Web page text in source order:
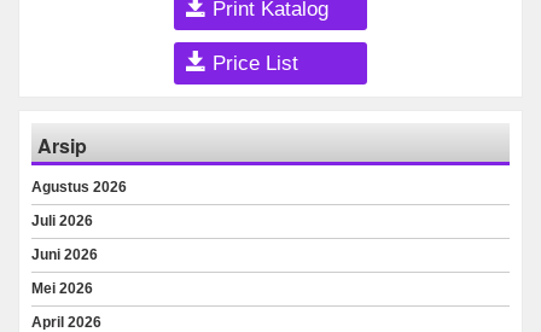
Print Katalog
Price List
Arsip
Agustus 2026
Juli 2026
Juni 2026
Mei 2026
April 2026